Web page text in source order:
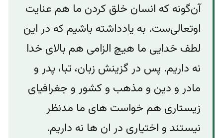
آن‌گونه که انسان خلق کردن ما هم عنایت
اوتعالی‌ست. به یادداشته باشیم که در این
لطف خدایی ما هیچ الزامی هم بالای خدا
نه داریم. پس در گزينش زبان، تبا، پدر و
مادر و دین و مذهب و کشور و جغرافیای
زیستاری هم خواست های ما مدنظر
نیستند و اختیاری در ان ها نه داریم.